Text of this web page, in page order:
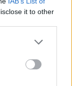
it to other
more Google
may click to
party tags to
below Google